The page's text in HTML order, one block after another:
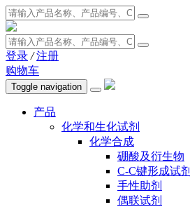
登录 / 注册
购物车
Toggle navigation
产品
化学和生化试剂
化学合成
硼酸及衍生物
C-C键形成试剂
手性助剂
偶联试剂